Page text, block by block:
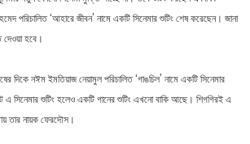
পরিচালিত ‘আহারে জীবন’ নামে একটি সিনেমার শুটিং শেষ করেছেন। জানা
দেওয়া হবে।
দিকে নঈম ইমতিয়াজ নেয়ামুল পরিচালিত ‘গাঙচিল’ নামে একটি সিনেমার
এ সিনেমার শুটিং হলেও একটি গানের শুটিং এখনো বাকি আছে। শিগগিরই এ
তার নায়ক ফেরদৌস।